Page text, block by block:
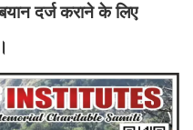
दर्ज कराने के लिए